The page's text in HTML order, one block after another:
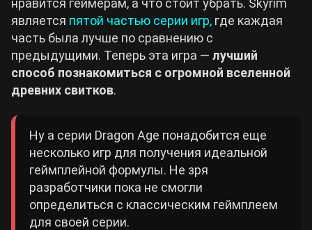
нравится геймерам, а что стоит убрать. Skyrim
является пятой частью серии игр, где каждая
часть была лучше по сравнению с
предыдущими. Теперь эта игра — лучший
способ познакомиться с огромной вселенной
древних свитков.
Ну а серии Dragon Age понадобится еще
несколько игр для получения идеальной
геймплейной формулы. Не зря
разработчики пока не смогли
определиться с классическим геймплеем
для своей серии.